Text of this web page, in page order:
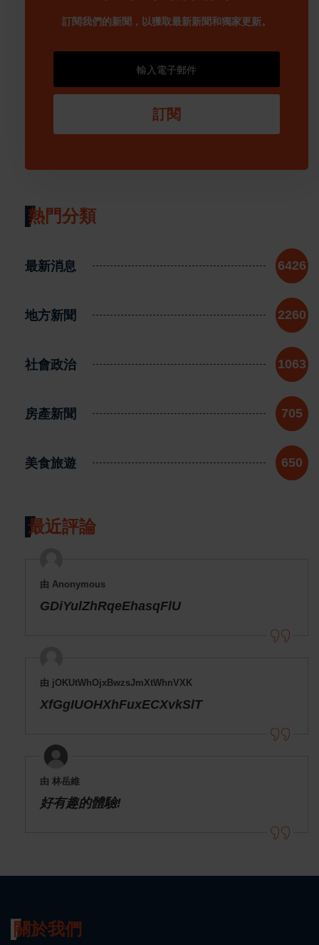
訂閱我們的新聞，以獲取最新新聞和獨家更新。
訂閱
熱門分類
最新消息 6426
地方新聞 2260
社會政治 1063
房產新聞 705
美食旅遊 650
最近評論
由 Anonymous
GDiYulZhRqeEhasqFlU
由 jOKUtWhOjxBwzsJmXtWhnVXK
XfGgIUOHXhFuxECXvkSlT
由 林岳維
好有趣的體驗!
關於我們